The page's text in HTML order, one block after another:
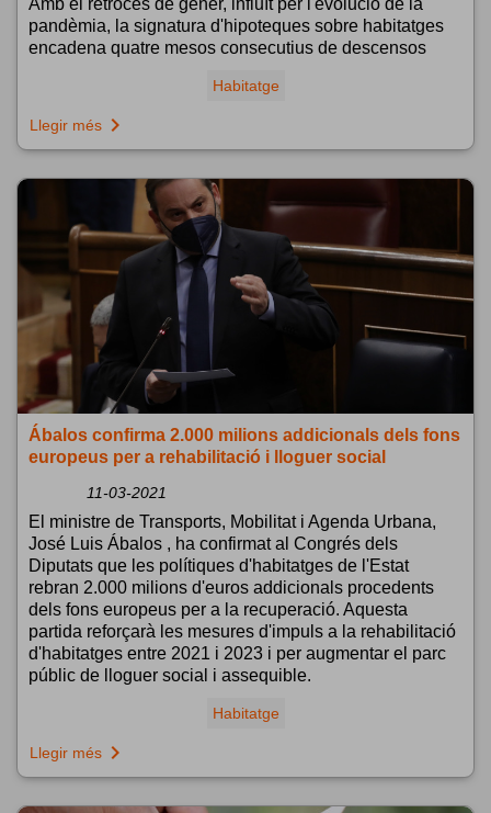
Amb el retrocés de gener, influït per l'evolució de la
pandèmia, la signatura d'hipoteques sobre habitatges
encadena quatre mesos consecutius de descensos
Habitatge
Llegir més navigate_next
Ábalos confirma 2.000 milions addicionals dels fons
europeus per a rehabilitació i lloguer social
11-03-2021
El ministre de Transports, Mobilitat i Agenda Urbana,
José Luis Ábalos , ha confirmat al Congrés dels
Diputats que les polítiques d'habitatges de l'Estat
rebran 2.000 milions d'euros addicionals procedents
dels fons europeus per a la recuperació. Aquesta
partida reforçarà les mesures d'impuls a la rehabilitació
d'habitatges entre 2021 i 2023 i per augmentar el parc
públic de lloguer social i assequible.
Habitatge
Llegir més navigate_next